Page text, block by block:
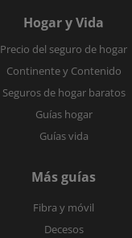
Hogar y Vida
Precio del seguro de hogar
Continente y Contenido
Seguros de hogar baratos
Guías hogar
Guías vida
Más guías
Fibra y móvil
Decesos